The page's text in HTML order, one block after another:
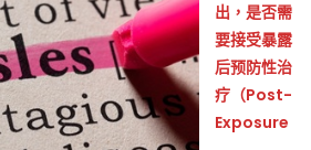
险
人
群
立
即
上
出，是否需
要接受暴露
后预防性治
疗（Post-
Exposure